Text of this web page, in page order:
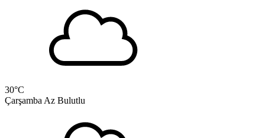
30°C
Çarşamba Az Bulutlu